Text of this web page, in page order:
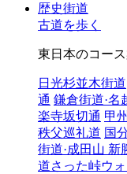
歴史街道
古道を歩く
東日本のコー
日光杉並木街道
通 鎌倉街道·名
楽寺坂切通 甲
秩父巡礼道 国
街道·成田山 新
道さった峠ウ